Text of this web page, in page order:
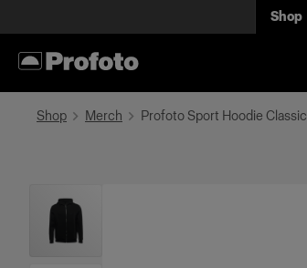
Shop
Shop Merch Profoto Sport Hoodie Classic